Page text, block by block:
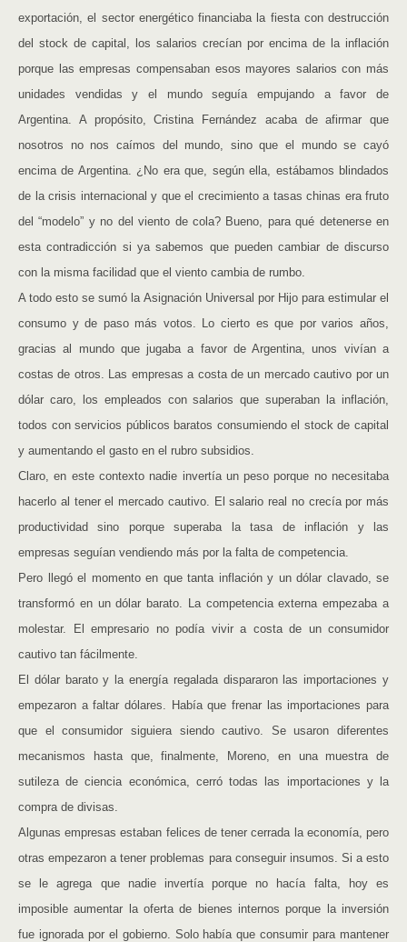
exportación, el sector energético financiaba la fiesta con destrucción
del stock de capital, los salarios crecían por encima de la inflación
porque las empresas compensaban esos mayores salarios con más
unidades vendidas y el mundo seguía empujando a favor de
Argentina. A propósito, Cristina Fernández acaba de afirmar que
nosotros no nos caímos del mundo, sino que el mundo se cayó
encima de Argentina. ¿No era que, según ella, estábamos blindados
de la crisis internacional y que el crecimiento a tasas chinas era fruto
del “modelo” y no del viento de cola? Bueno, para qué detenerse en
esta contradicción si ya sabemos que pueden cambiar de discurso
con la misma facilidad que el viento cambia de rumbo.
A todo esto se sumó la Asignación Universal por Hijo para estimular el
consumo y de paso más votos. Lo cierto es que por varios años,
gracias al mundo que jugaba a favor de Argentina, unos vivían a
costas de otros. Las empresas a costa de un mercado cautivo por un
dólar caro, los empleados con salarios que superaban la inflación,
todos con servicios públicos baratos consumiendo el stock de capital
y aumentando el gasto en el rubro subsidios.
Claro, en este contexto nadie invertía un peso porque no necesitaba
hacerlo al tener el mercado cautivo. El salario real no crecía por más
productividad sino porque superaba la tasa de inflación y las
empresas seguían vendiendo más por la falta de competencia.
Pero llegó el momento en que tanta inflación y un dólar clavado, se
transformó en un dólar barato. La competencia externa empezaba a
molestar. El empresario no podía vivir a costa de un consumidor
cautivo tan fácilmente.
El dólar barato y la energía regalada dispararon las importaciones y
empezaron a faltar dólares. Había que frenar las importaciones para
que el consumidor siguiera siendo cautivo. Se usaron diferentes
mecanismos hasta que, finalmente, Moreno, en una muestra de
sutileza de ciencia económica, cerró todas las importaciones y la
compra de divisas.
Algunas empresas estaban felices de tener cerrada la economía, pero
otras empezaron a tener problemas para conseguir insumos. Si a esto
se le agrega que nadie invertía porque no hacía falta, hoy es
imposible aumentar la oferta de bienes internos porque la inversión
fue ignorada por el gobierno. Solo había que consumir para mantener